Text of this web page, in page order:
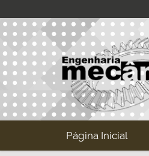
Página Inicial